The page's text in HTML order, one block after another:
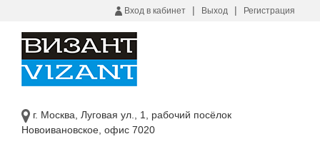
Вход в кабинет | Выход | Регистрация
г. Москва, Луговая ул., 1, рабочий посёлок
Новоивановское, офис 7020